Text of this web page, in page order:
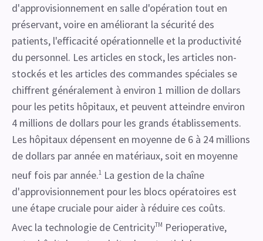
d'approvisionnement en salle d'opération tout en
préservant, voire en améliorant la sécurité des
patients, l'efficacité opérationnelle et la productivité
du personnel. Les articles en stock, les articles non-
stockés et les articles des commandes spéciales se
chiffrent généralement à environ 1 million de dollars
pour les petits hôpitaux, et peuvent atteindre environ
4 millions de dollars pour les grands établissements.
Les hôpitaux dépensent en moyenne de 6 à 24 millions
de dollars par année en matériaux, soit en moyenne
neuf fois par année.1 La gestion de la chaîne
d'approvisionnement pour les blocs opératoires est
une étape cruciale pour aider à réduire ces coûts.
Avec la technologie de CentricityTM Perioperative,